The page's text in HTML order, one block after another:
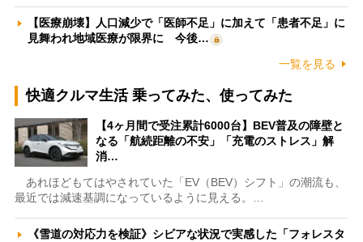
【医療崩壊】人口減少で「医師不足」に加えて「患者不足」に
見舞われ地域医療が限界に 今後…
一覧を見る
快適クルマ生活 乗ってみた、使ってみた
【4ヶ月間で受注累計6000台】BEV普及の障壁と
なる「航続距離の不安」「充電のストレス」解
消…
あれほどもてはやされていた「EV（BEV）シフト」の潮流も、
最近では減速基調になっているように見える。…
《雪道の対応力を検証》シビアな状況で実感した「フォレスタ